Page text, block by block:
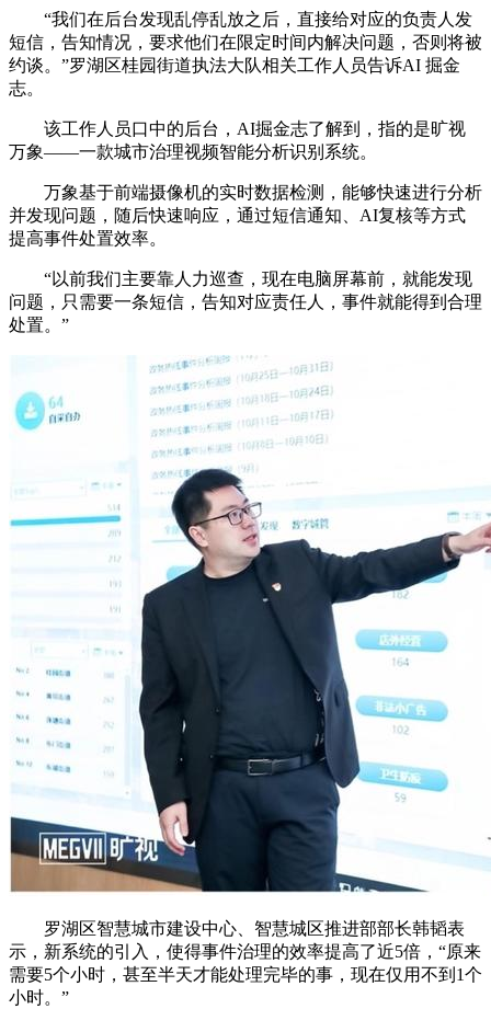
“我们在后台发现乱停乱放之后，直接给对应的负责人发
短信，告知情况，要求他们在限定时间内解决问题，否则将被
约谈。”罗湖区桂园街道执法大队相关工作人员告诉AI 掘金
志。
该工作人员口中的后台，AI掘金志了解到，指的是旷视
万象——一款城市治理视频智能分析识别系统。
万象基于前端摄像机的实时数据检测，能够快速进行分析
并发现问题，随后快速响应，通过短信通知、AI复核等方式
提高事件处置效率。
“以前我们主要靠人力巡查，现在电脑屏幕前，就能发现
问题，只需要一条短信，告知对应责任人，事件就能得到合理
处置。”
罗湖区智慧城市建设中心、智慧城区推进部部长韩韬表
示，新系统的引入，使得事件治理的效率提高了近5倍，“原来
需要5个小时，甚至半天才能处理完毕的事，现在仅用不到1个
小时。”